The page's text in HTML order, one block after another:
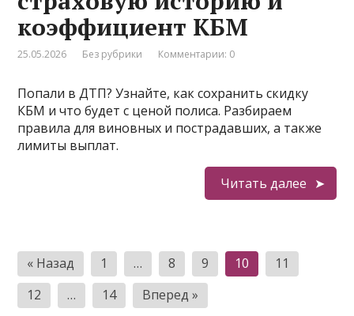
коэффициент КБМ
25.05.2026 Без рубрики Комментарии: 0
Попали в ДТП? Узнайте, как сохранить скидку
КБМ и что будет с ценой полиса. Разбираем
правила для виновных и пострадавших, а также
лимиты выплат.
Читать далее
Пагинация
записей
« Назад 1 … 8 9 10
11
12
… 14 Вперед »